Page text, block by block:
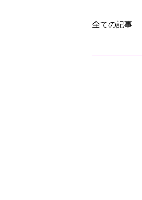
全ての記事